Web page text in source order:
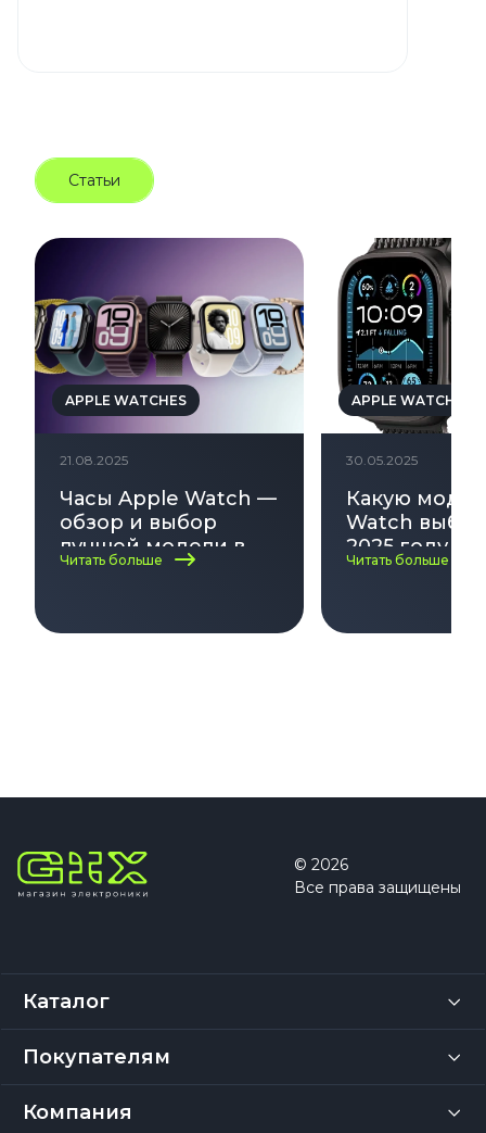
Статьи
APPLE WATCHES
21.08.2025
Часы Apple Watch —
обзор и выбор
лучшей модели в
2025
Читать больше
APPLE WATCHES
30.05.2025
Какую
Watch
2025 году —
актуальных
Читать больше
© 2026
Все права защищены
Каталог
Покупателям
Компания